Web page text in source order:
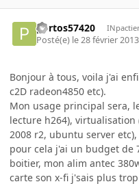
portos57420
Posté(e) le 28 février 2013
Bonjour à tous, voila j'ai
c2D radeon4850 etc).
Mon usage principal sera,
lecture h264),
2008 r2, ubuntu server
pour cela j'ai un budget de
boitier, mon alim antec
carte son x-fi j'sais plus